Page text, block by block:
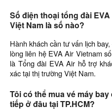
Số điện thoại tổng đài
Việt Nam là số nào?
Hành khách cần tư vấn lịch
lòng liên hệ EVA Air Vietnam
là Tổng đài EVA Air hỗ trợ
xác tại thị trường Việt Nam.
Tôi có thể mua vé máy
tiếp ở đâu tại TP.HCM?